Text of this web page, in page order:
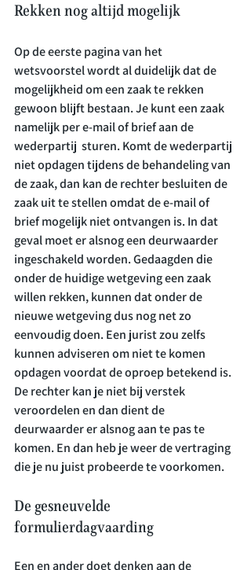
Rekken nog altijd mogelijk
Op de eerste pagina van het
wetsvoorstel wordt al duidelijk dat de
mogelijkheid om een zaak te rekken
gewoon blijft bestaan. Je kunt een zaak
namelijk per e-mail of brief aan de
wederpartij  sturen. Komt de wederpartij
niet opdagen tijdens de behandeling van
de zaak, dan kan de rechter besluiten de
zaak uit te stellen omdat de e-mail of
brief mogelijk niet ontvangen is. In dat
geval moet er alsnog een deurwaarder
ingeschakeld worden. Gedaagden die
onder de huidige wetgeving een zaak
willen rekken, kunnen dat onder de
nieuwe wetgeving dus nog net zo
eenvoudig doen. Een jurist zou zelfs
kunnen adviseren om niet te komen
opdagen voordat de oproep betekend is.
De rechter kan je niet bij verstek
veroordelen en dan dient de
deurwaarder er alsnog aan te pas te
komen. En dan heb je weer de vertraging
De gesneuvelde
formulierdagvaarding
Een en ander doet denken aan de